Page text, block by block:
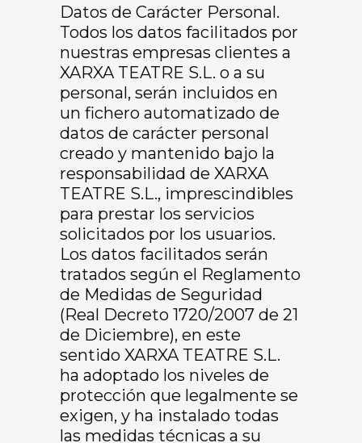
Datos de Carácter Personal.
Todos los datos facilitados por
nuestras empresas clientes a
XARXA TEATRE S.L. o a su
personal, serán incluidos en
un fichero automatizado de
datos de carácter personal
creado y mantenido bajo la
responsabilidad de XARXA
TEATRE S.L., imprescindibles
para prestar los servicios
solicitados por los usuarios.
Los datos facilitados serán
tratados según el Reglamento
de Medidas de Seguridad
(Real Decreto 1720/2007 de 21
de Diciembre), en este
sentido XARXA TEATRE S.L.
ha adoptado los niveles de
protección que legalmente se
exigen, y ha instalado todas
las medidas técnicas a su